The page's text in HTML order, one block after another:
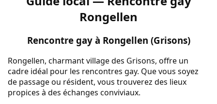
Rongellen
Rencontre gay à Rongellen (Grisons)
Rongellen, charmant village des Grisons, offre un
cadre idéal pour les rencontres gay. Que vous soyez
de passage ou résident, vous trouverez des lieux
propices à des échanges conviviaux.